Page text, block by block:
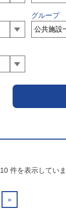
グループ
10 件を表示していま
»